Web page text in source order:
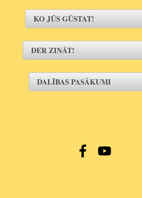
KO JŪS
DER
DALĪBAS